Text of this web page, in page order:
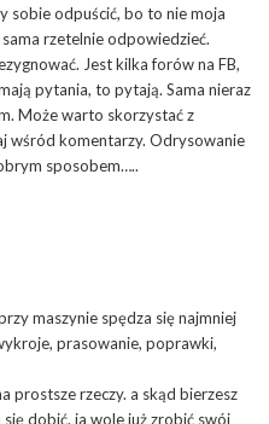
sobie odpuścić, bo to nie moja
rzetelnie odpowiedzieć.
Jest kilka forów na FB,
pytania, to pytają. Sama nieraz
Może warto skorzystać z
wśród komentarzy. Odrysowanie
sposobem…..
maszynie spędza się najmniej
prasowanie, poprawki,
prostsze rzeczy. a skąd bierzesz
dobić. ja wole już zrobić swój